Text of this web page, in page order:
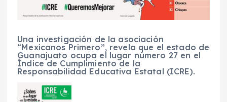
Una investigación de la asociación
“Mexicanos Primero”, revela que el estado de
Guanajuato ocupa el lugar número 27 en el
Índice de Cumplimiento de la
Responsabilidad Educativa Estatal (ICRE).